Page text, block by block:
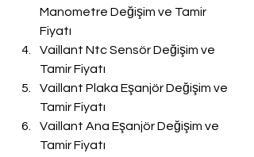
Manometre Değişim ve Tamir
Fiyatı
Vaillant Ntc Sensör Değişim ve
Tamir Fiyatı
Vaillant Plaka Eşanjör Değişim ve
Tamir Fiyatı
Vaillant Ana Eşanjör Değişim ve
Tamir Fiyatı